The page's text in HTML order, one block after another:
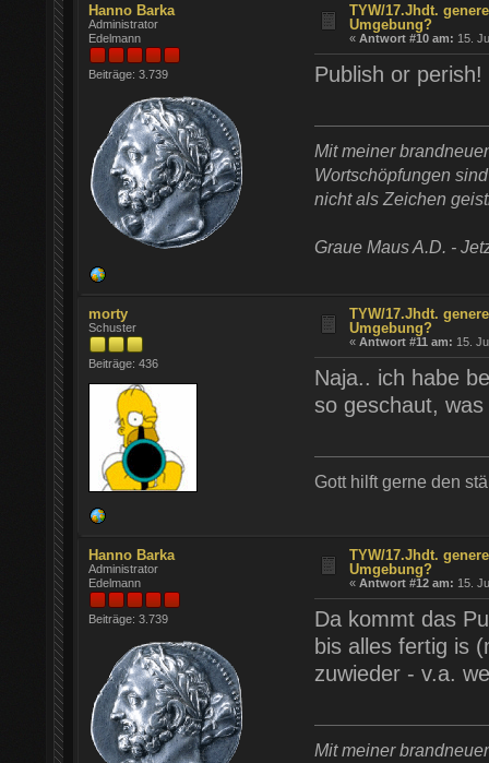
Hanno Barka
Administrator
Edelmann
Beiträge: 3.739
TYW/17.Jhdt.
Umgebung?
«Antwort #10 am: 15.
Publish or perish!
Mit meiner
Wortschöpfungen
nicht als Zeichen
Graue Maus A.D. -
morty
Schuster
Beiträge: 436
TYW/17.Jhdt.
Umgebung?
«Antwort #11 am: 15.
Naja.. ich habe
so geschaut,
Gott hilft gerne den
Hanno Barka
Administrator
Edelmann
Beiträge: 3.739
TYW/17.Jhdt.
Umgebung?
«Antwort #12 am: 15.
Da kommt das
bis alles fertig is
zuwieder - v.a.
Mit meiner